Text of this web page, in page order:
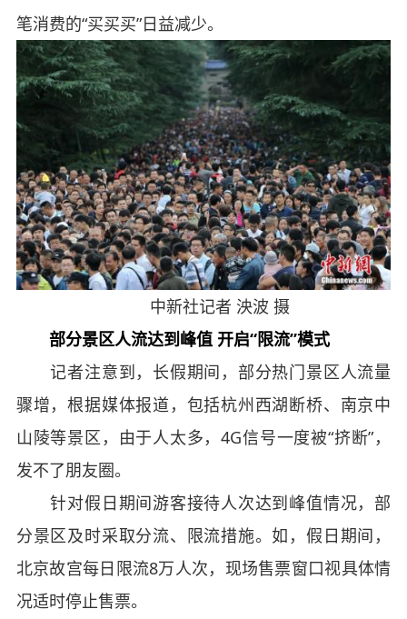
笔消费的“买买买”日益减少。
中新社记者 泱波 摄
部分景区人流达到峰值 开启“限流”模式
记者注意到，长假期间，部分热门景区人流量
骤增，根据媒体报道，包括杭州西湖断桥、南京中
山陵等景区，由于人太多，4G信号一度被“挤断”，
发不了朋友圈。
针对假日期间游客接待人次达到峰值情况，部
分景区及时采取分流、限流措施。如，假日期间，
北京故宫每日限流8万人次，现场售票窗口视具体情
况适时停止售票。